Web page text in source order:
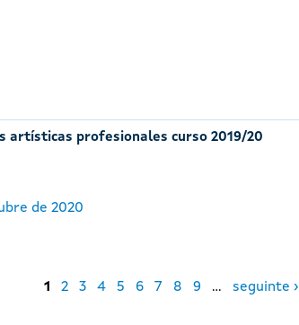
artísticas profesionales curso 2019/20
de 2020
1 2 3 4 5 6 7 8 9 … seguinte ›